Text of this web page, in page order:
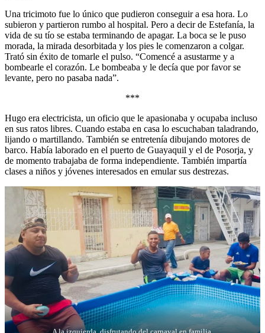
Una tricimoto fue lo único que pudieron conseguir a esa hora. Lo
subieron y partieron rumbo al hospital. Pero a decir de Estefanía, la
vida de su tío se estaba terminando de apagar. La boca se le puso
morada, la mirada desorbitada y los pies le comenzaron a colgar.
Trató sin éxito de tomarle el pulso. “Comencé a asustarme y a
bombearle el corazón. Le bombeaba y le decía que por favor se
levante, pero no pasaba nada”.
***
Hugo era electricista, un oficio que le apasionaba y ocupaba incluso
en sus ratos libres. Cuando estaba en casa lo escuchaban taladrando,
lijando o martillando. También se entretenía dibujando motores de
barco. Había laborado en el puerto de Guayaquil y el de Posorja, y
de momento trabajaba de forma independiente. También impartía
clases a niños y jóvenes interesados en emular sus destrezas.